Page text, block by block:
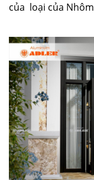
của loại của